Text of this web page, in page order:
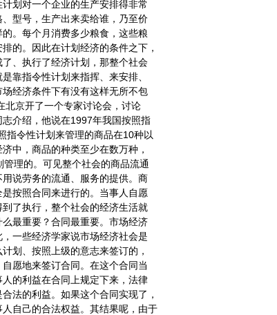
划对一个企业的生产安排得非常
型号，生产出来卖给谁，乃至价
。每个月消费多少粮食，这些粮
的。因此在计划经济的条件之下，
、执行了经济计划，那整个社会
靠指令性计划来指挥、来安排、
经济条件下有没有这样无所不包
北京开了一个专家讨论会，讨论
志介绍，他说在1997年我国按照指
指令性计划来管理的商品在10种以
中，商品的种类至少在数万种，
理的。可见整个社会的商品流通
说劳务的流通、服务的提供。商
按照合同来进行的。当事人自愿
了执行，整个社会的经济生活就
最重要？合同最重要。市场经济
一些经济学家说市场经济社会是
划、按照上级的意志来签订的，
愿地来签订合同。在这个合同当
的利益在合同上规定下来，法律
法的利益。如果这个合同实现了，
自己的合法权益。其结果呢，由于